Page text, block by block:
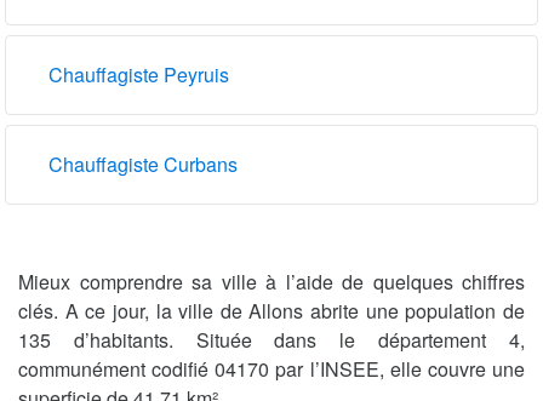
Chauffagiste Peyruis
Chauffagiste Curbans
Mieux comprendre sa ville à l’aide de quelques chiffres
clés. A ce jour, la ville de Allons abrite une population de
135 d’habitants. Située dans le département 4,
communément codifié 04170 par l’INSEE, elle couvre une